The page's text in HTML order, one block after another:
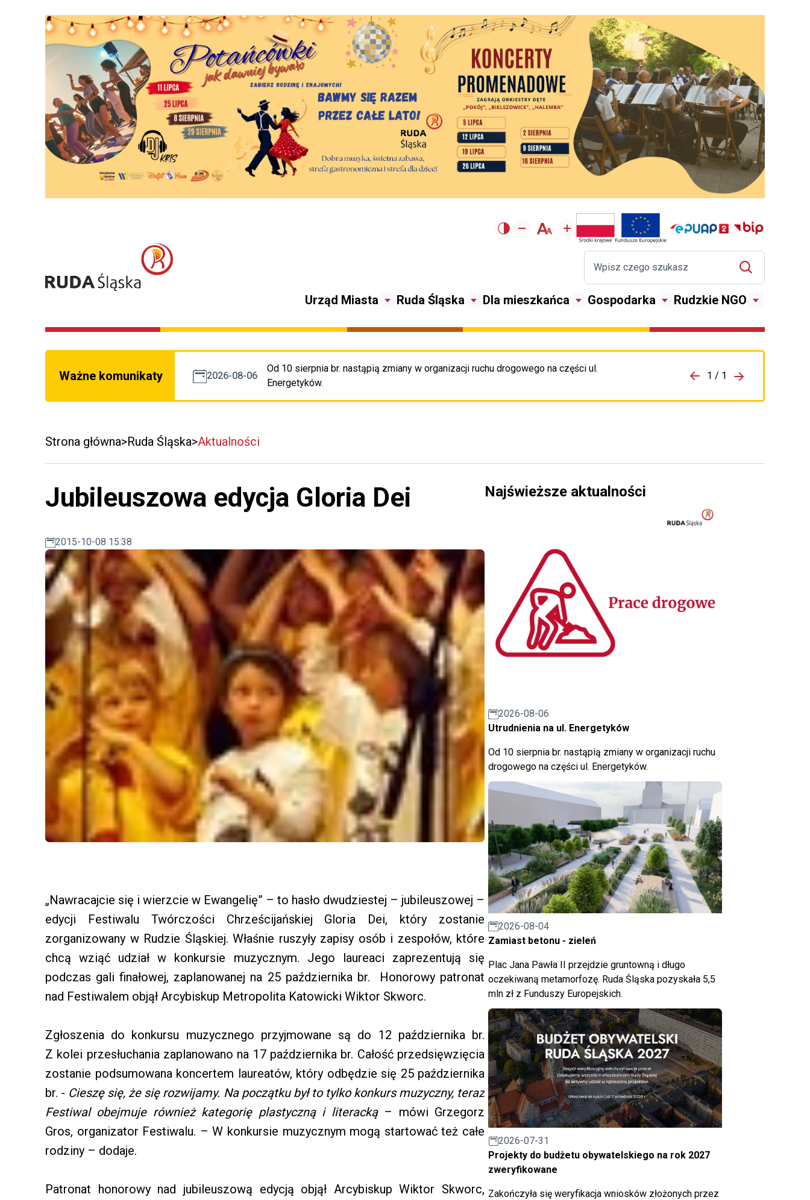
Urząd Miasta Ruda Śląska Dla mieszkańca Gospodarka Rudzkie NGO
Ważne komunikaty 2026-08-06
Od 10 sierpnia br. nastąpią zmiany w organizacji ruchu drogowego na części ul.
Energetyków.
Przejdź do porzpedniego komunikatu 1 / 1
Przejdź do
Strona główna Ruda Śląska Aktualności
Jubileuszowa edycja Gloria Dei
2015-10-08 15:38
„Nawracajcie się i wierzcie w Ewangelię” – to hasło dwudziestej – jubileuszowej –
edycji Festiwalu Twórczości Chrześcijańskiej Gloria Dei, który zostanie
zorganizowany w Rudzie Śląskiej. Właśnie ruszyły zapisy osób i zespołów, które
chcą wziąć udział w konkursie muzycznym. Jego laureaci zaprezentują się
podczas gali finałowej, zaplanowanej na 25 października br. Honorowy patronat
nad Festiwalem objął Arcybiskup Metropolita Katowicki Wiktor Skworc.
Zgłoszenia do konkursu muzycznego przyjmowane są do 12 października br.
Z kolei przesłuchania zaplanowano na 17 października br. Całość przedsięwzięcia
zostanie podsumowana koncertem laureatów, który odbędzie się 25 października
br. - Cieszę się, że się rozwijamy. Na początku był to tylko konkurs muzyczny, teraz
Festiwal obejmuje również kategorię plastyczną i literacką– mówi Grzegorz
Gros, organizator Festiwalu. – W konkursie muzycznym mogą startować też całe
rodziny – dodaje.
Patronat honorowy nad jubileuszową edycją objął Arcybiskup Wiktor Skworc,
Najświeższe aktualności
2026-08-06
Utrudnienia na ul. Energetyków
Od 10 sierpnia br. nastąpią zmiany w organizacji ruchu
drogowego na części ul. Energetyków.
2026-08-04
Zamiast betonu - zieleń
Plac Jana Pawła II przejdzie gruntowną i długo
oczekiwaną metamorfozę. Ruda Śląska pozyskała 5,5
mln zł z Funduszy Europejskich.
2026-07-31
Projekty do budżetu obywatelskiego na rok 2027
zweryfikowane
Zakończyła się weryfikacja wniosków złożonych przez